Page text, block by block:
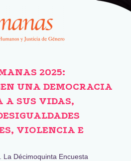
2025:
UNA DEMOCRACIA
A SUS VIDAS,
VIOLENCIA E
Décimoquinta Encuesta